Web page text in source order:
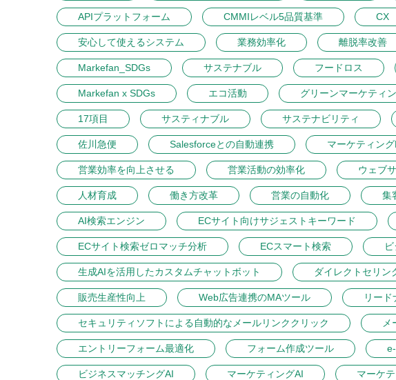
APIプラットフォーム CMMIレベル5品質基準 CX
安心して使えるシステム 業務効率化 離脱率改善
Markefan_SDGs サステナブル フードロス
Markefan x SDGs エコ活動 グリーンマーケティ
17項目 サスティナブル サステナビリティ
佐川急便 Salesforceとの自動連携 マーケティン
営業効率を向上させる 営業活動の効率化 ウェブ
人材育成 働き方改革 営業の自動化 集
AI検索エンジン ECサイト向けサジェストキーワード
ECサイト検索ゼロマッチ分析 ECスマート検索
生成AIを活用したカスタムチャットボット ダイレクトセリン
販売生産性向上 Web広告連携のMAツール リー
セキュリティソフトによる自動的なメールリンククリック
エントリーフォーム最適化 フォーム作成ツール
ビジネスマッチングAI マーケティングAI マーケ